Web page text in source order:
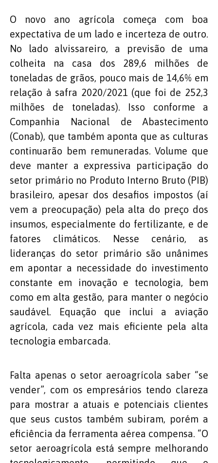
O novo ano agrícola começa com boa
expectativa de um lado e incerteza de outro.
No lado alvissareiro, a previsão de uma
colheita na casa dos 289,6 milhões de
toneladas de grãos, pouco mais de 14,6% em
relação à safra 2020/2021 (que foi de 252,3
milhões de toneladas). Isso conforme a
Companhia Nacional de Abastecimento
(Conab), que também aponta que as culturas
continuarão bem remuneradas. Volume que
deve manter a expressiva participação do
setor primário no Produto Interno Bruto (PIB)
brasileiro, apesar dos desafios impostos (aí
vem a preocupação) pela alta do preço dos
insumos, especialmente do fertilizante, e de
fatores climáticos. Nesse cenário, as
lideranças do setor primário são unânimes
em apontar a necessidade do investimento
constante em inovação e tecnologia, bem
como em alta gestão, para manter o negócio
saudável. Equação que inclui a aviação
agrícola, cada vez mais eficiente pela alta
tecnologia embarcada.
Falta apenas o setor aeroagrícola saber “se
vender”, com os empresários tendo clareza
para mostrar a atuais e potenciais clientes
que seus custos também subiram, porém a
eficiência da ferramenta aérea compensa. “O
setor aeroagrícola está sempre melhorando